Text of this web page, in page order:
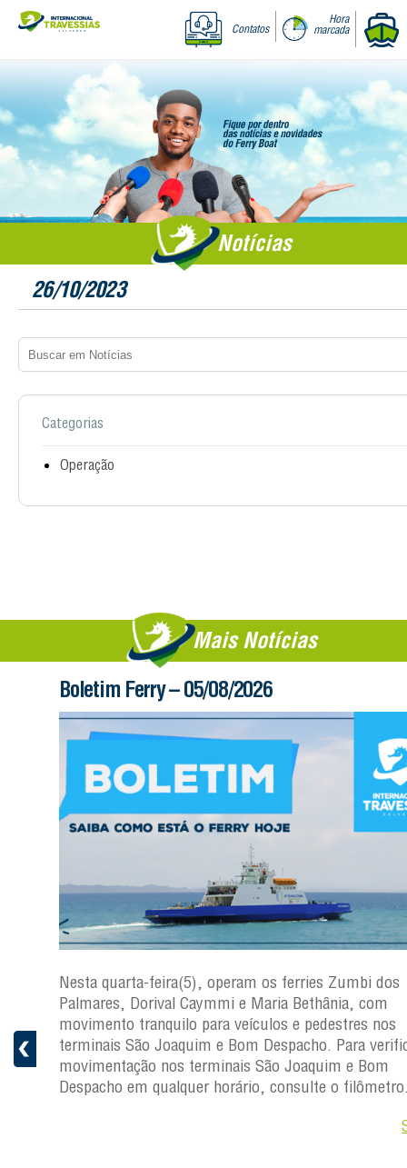
Contatos
Hora
marcada
Notícias
26/10/2023
Categorias
Operação
Mais Notícias
a
Boletim Ferry – 05/08/2026
Nesta quarta-feira(5), operam os ferries Zumbi dos
Palmares, Dorival Caymmi e Maria Bethânia, com
movimento tranquilo para veículos e pedestres nos
terminais São Joaquim e Bom Despacho. Para
movimentação nos terminais São Joaquim e Bom
Despacho em qualquer horário, consulte o